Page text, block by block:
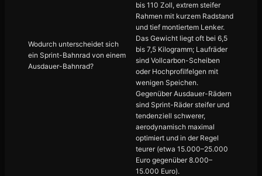
Wodurch unterscheidet sich
ein Sprint-Bahnrad von einem
Ausdauer-Bahnrad?
bis 110 Zoll, extrem steifer
Rahmen mit kurzem Radstand
und tief montiertem Lenker.
Das Gewicht liegt oft bei 6,5
bis 7,5 Kilogramm; Laufräder
sind Vollcarbon-Scheiben
oder Hochprofilfelgen mit
wenigen Speichen.
Gegenüber Ausdauer-Rädern
sind Sprint-Räder steifer und
tendenziell schwerer,
aerodynamisch maximal
optimiert und in der Regel
teurer (etwa 15.000–25.000
Euro gegenüber 8.000–
15.000 Euro).